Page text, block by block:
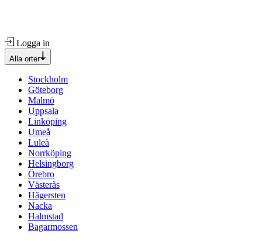
Logga in
Alla orter
Stockholm
Göteborg
Malmö
Uppsala
Linköping
Umeå
Luleå
Norrköping
Helsingborg
Örebro
Västerås
Hägersten
Nacka
Halmstad
Bagarmossen